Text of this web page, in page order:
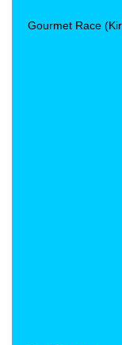
Gourmet Race